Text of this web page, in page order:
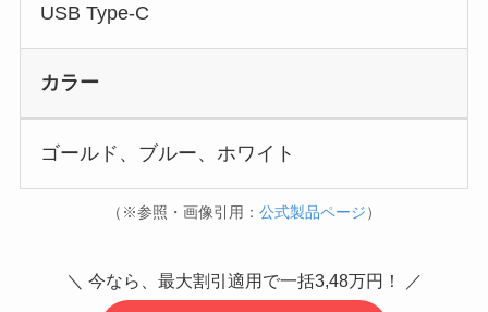
USB Type-C
カラー
ゴールド、ブルー、ホワイト
（※参照・画像引用： 公式製品ページ）
＼ 今なら、最大割引適用で一括3,48万円！ ／